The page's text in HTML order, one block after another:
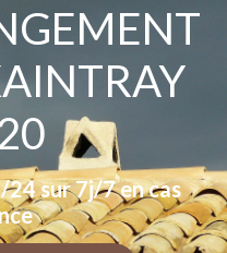
sur 7j/7 en cas